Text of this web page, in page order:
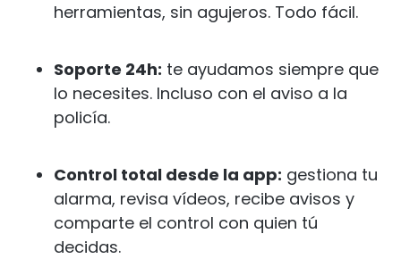
herramientas, sin agujeros. Todo fácil.
Soporte 24h: te ayudamos siempre que
lo necesites. Incluso con el aviso a la
policía.
Control total desde la app: gestiona tu
alarma, revisa vídeos, recibe avisos y
comparte el control con quien tú
decidas.